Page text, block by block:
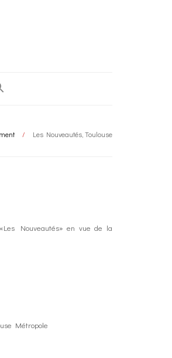
/ Les Nouveautés, Toulouse
Nouveautés» en vue de la
Métropole